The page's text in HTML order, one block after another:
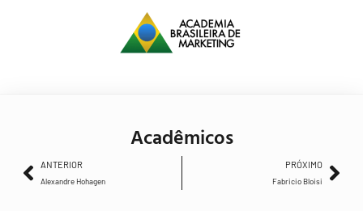
Acadêmicos
ANTERIOR
Alexandre Hohagen
PRÓXIMO
Fabricio Bloisi